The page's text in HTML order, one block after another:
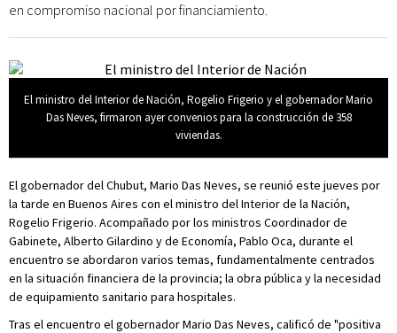
en compromiso nacional por financiamiento.
El ministro del Interior de Nación, Rogelio Frigerio y el gobernador Mario
Das Neves, firmaron ayer convenios para la construcción de 358
viviendas.
El gobernador del Chubut, Mario Das Neves, se reunió este jueves por
la tarde en Buenos Aires con el ministro del Interior de la Nación,
Rogelio Frigerio. Acompañado por los ministros Coordinador de
Gabinete, Alberto Gilardino y de Economía, Pablo Oca, durante el
encuentro se abordaron varios temas, fundamentalmente centrados
en la situación financiera de la provincia; la obra pública y la necesidad
de equipamiento sanitario para hospitales.
Tras el encuentro el gobernador Mario Das Neves, calificó de "positiva